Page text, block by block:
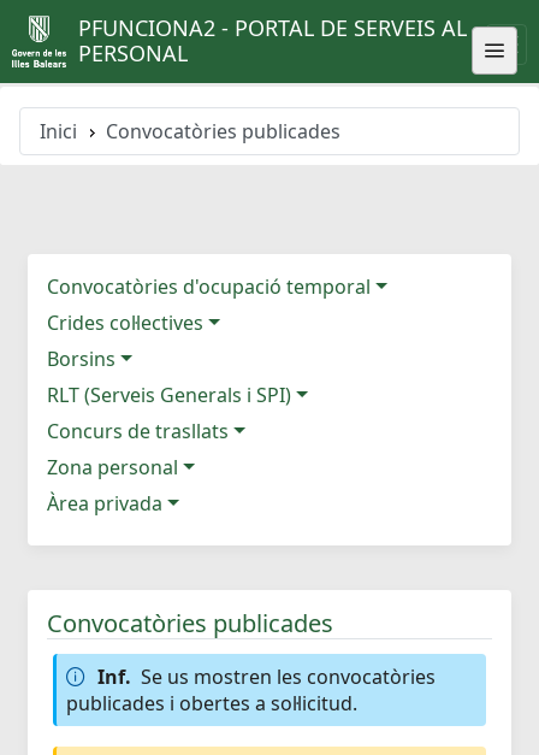
PFUNCIONA2 - PORTAL DE SERVEIS AL
PERSONAL
Inici Convocatòries publicades
Convocatòries d'ocupació temporal
Crides col·lectives
Borsins
RLT (Serveis Generals i SPI)
Concurs de trasllats
Zona personal
Àrea privada
Convocatòries publicades
Inf. Se us mostren les convocatòries
publicades i obertes a sol·licitud.